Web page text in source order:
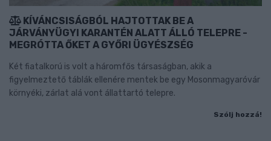
KÍVÁNCSISÁGBÓL HAJTOTTAK BE A
JÁRVÁNYÜGYI KARANTÉN ALATT ÁLLÓ TELEPRE -
MEGRÓTTA ŐKET A GYŐRI ÜGYÉSZSÉG
Két fiatalkorú is volt a háromfős társaságban, akik a
figyelmeztető táblák ellenére mentek be egy Mosonmagyaróvár
környéki, zárlat alá vont állattartó telepre.
Szólj hozzá!